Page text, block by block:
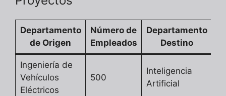
Departamento
de Origen
Número de
Empleados
Departamento
Destino
Ingeniería de
Vehículos
Eléctricos
500
Inteligencia
Artificial